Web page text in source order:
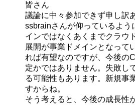
皆さん
議論に中々参加できず申し訳
ssbrainさんが仰っているよう
インではなくあくまでクラウ
展開が事業ドメインとなって
れば有望なのですが、今後の
定かではありません。失敗し
る可能性もあります。新規事
すからね。
そう考えると、今後の成長性